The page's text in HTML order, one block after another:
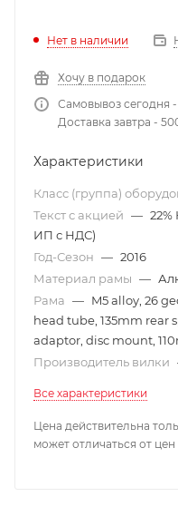
Нет в наличии
Хочу в подарок
Самовывоз сегодня
Доставка завтра -
Характеристики
Класс (группа)
Текст с акцией —
ИП с НДС)
Год-Сезон — 2016
Материал рамы —
Рама — M5 alloy, 26
head tube, 135mm rear
adaptor, disc mount,
Производитель вилки
Все характеристики
Цена действительна
может отличаться от